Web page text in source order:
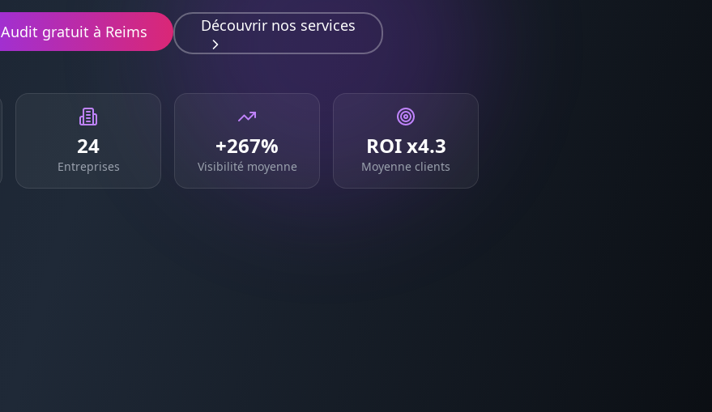
Audit gratuit à Reims Découvrir nos services
24
Entreprises
+267%
Visibilité moyenne
ROI x4.3
Moyenne clients